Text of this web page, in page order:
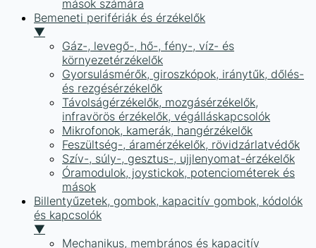
mások számára
Bemeneti perifériák és érzékelők
▼
Gáz-, levegő-, hő-, fény-, víz- és
környezetérzékelők
Gyorsulásmérők, giroszkópok, iránytűk, dőlés-
és rezgésérzékelők
Távolságérzékelők, mozgásérzékelők,
infravörös érzékelők, végálláskapcsolók
Mikrofonok, kamerák, hangérzékelők
Feszültség-, áramérzékelők, rövidzárlatvédők
Szív-, súly-, gesztus-, ujjlenyomat-érzékelők
Óramodulok, joystickok, potenciométerek és
mások
Billentyűzetek, gombok, kapacitív gombok, kódolók
és kapcsolók
▼
Mechanikus, membrános és kapacitív